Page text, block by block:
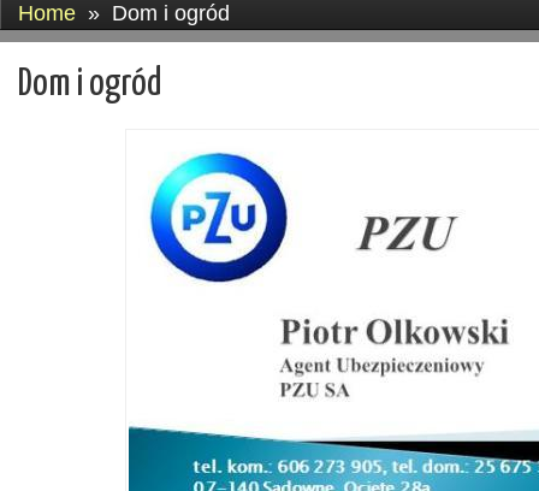
Home » Dom i ogród
Dom i ogród